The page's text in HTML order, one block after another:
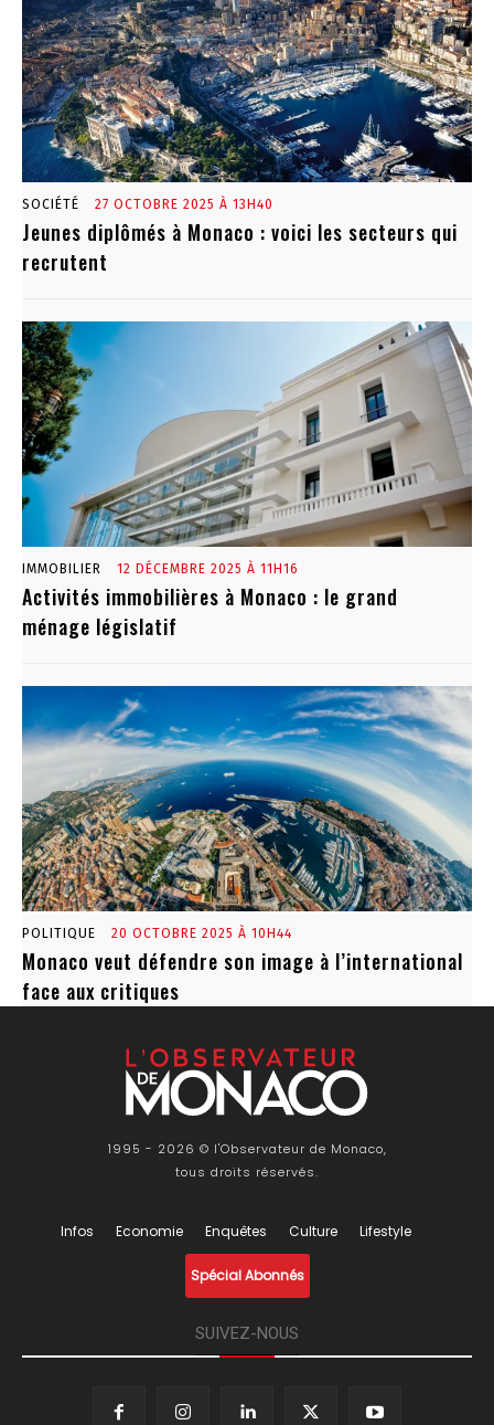
SOCIÉTÉ 27 OCTOBRE 2025 À 13H40
Jeunes diplômés à Monaco : voici les secteurs qui
recrutent
IMMOBILIER 12 DÉCEMBRE 2025 À 11H16
Activités immobilières à Monaco : le grand
ménage législatif
POLITIQUE 20 OCTOBRE 2025 À 10H44
Monaco veut défendre son image à l’international
face aux critiques
1995 - 2026 © l'Observateur de Monaco,
tous droits réservés.
Infos Economie Enquêtes Culture Lifestyle
Spécial Abonnés
SUIVEZ-NOUS